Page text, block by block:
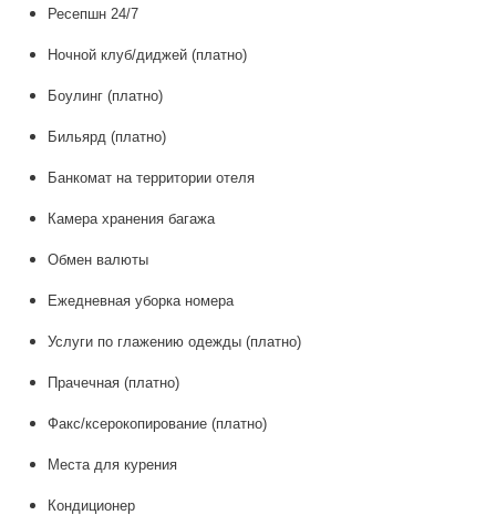
Ресепшн 24/7
Ночной клуб/диджей (платно)
Боулинг (платно)
Бильярд (платно)
Банкомат на территории отеля
Камера хранения багажа
Обмен валюты
Ежедневная уборка номера
Услуги по глажению одежды (платно)
Прачечная (платно)
Факс/ксерокопирование (платно)
Места для курения
Кондиционер